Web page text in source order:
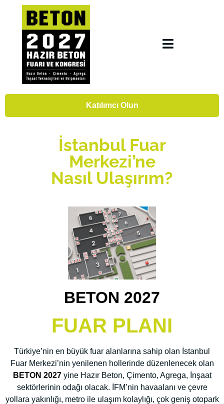
Katılımcı Olun
İstanbul Fuar
Merkezi’ne
Nasıl Ulaşırım?
BETON 2027
FUAR PLANI
Türkiye’nin en büyük fuar alanlarına sahip olan İstanbul
Fuar Merkezi’nin yenilenen hollerinde düzenlenecek olan
BETON 2027yine Hazır Beton, Çimento, Agrega, İnşaat
sektörlerinin odağı olacak. İFM’nin havaalanı ve çevre
yollara yakınlığı, metro ile ulaşım kolaylığı, çok geniş otopark